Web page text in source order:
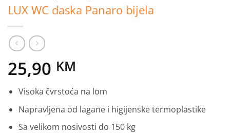
LUX WC daska Panaro bijela
25,90 KM
Visoka čvrstoća na lom
Napravljena od lagane i higijenske termoplastike
Sa velikom nosivosti do 150 kg